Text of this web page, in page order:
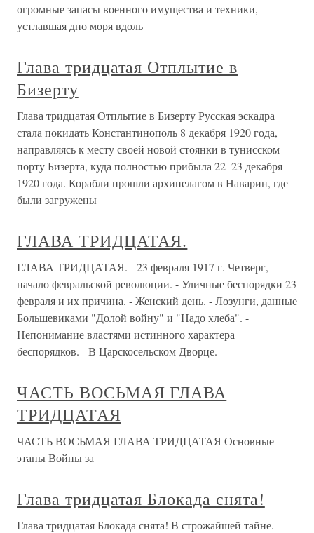
огромные запасы военного имущества и техники,
устлавшая дно моря вдоль
Глава тридцатая Отплытие в
Бизерту
Глава тридцатая Отплытие в Бизерту Русская эскадра
стала покидать Константинополь 8 декабря 1920 года,
направляясь к месту своей новой стоянки в тунисском
порту Бизерта, куда полностью прибыла 22–23 декабря
1920 года. Корабли прошли архипелагом в Наварин, где
были загружены
ГЛАВА ТРИДЦАТАЯ.
ГЛАВА ТРИДЦАТАЯ. - 23 февраля 1917 г. Четверг,
начало февральской революции. - Уличные беспорядки 23
февраля и их причина. - Женский день. - Лозунги, данные
Большевиками "Долой войну" и "Надо хлеба". -
Непонимание властями истинного характера
беспорядков. - В Царскосельском Дворце.
ЧАСТЬ ВОСЬМАЯ ГЛАВА
ТРИДЦАТАЯ
ЧАСТЬ ВОСЬМАЯ ГЛАВА ТРИДЦАТАЯ Основные
этапы Войны за
Глава тридцатая Блокада снята!
Глава тридцатая Блокада снята! В строжайшей тайне.